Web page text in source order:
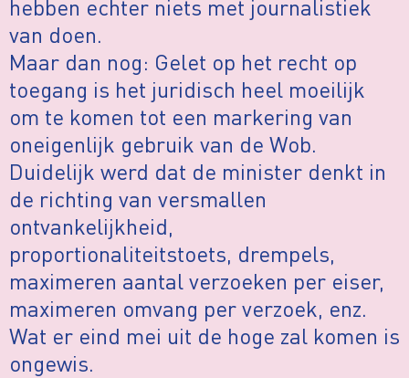
hebben echter niets met journalistiek
van doen.
Maar dan nog: Gelet op het recht op
toegang is het juridisch heel moeilijk
om te komen tot een markering van
oneigenlijk gebruik van de Wob.
Duidelijk werd dat de minister denkt in
de richting van versmallen
ontvankelijkheid,
proportionaliteitstoets, drempels,
maximeren aantal verzoeken per eiser,
maximeren omvang per verzoek, enz.
Wat er eind mei uit de hoge zal komen is
ongewis.